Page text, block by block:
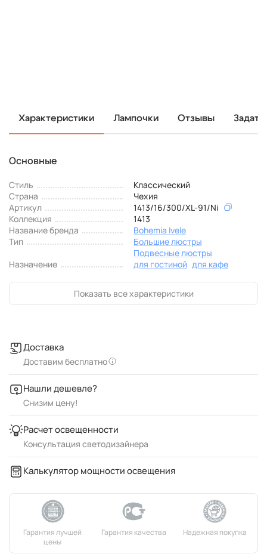
Характеристики Лампочки Отзывы
Основные
Стиль
Классический
Страна
Чехия
Артикул
1413/16/300/XL-91/Ni
Коллекция
1413
Название бренда
Bohemia Ivele
Тип
Большие люстры
Подвесные люстры
Назначение
для гостиной для кафе
Показать все характеристики
Доставка
Доставим бесплатно
Нашли дешевле?
Снизим цену!
Расчет освещенности
Консультация светодизайнера
Калькулятор мощности освещения